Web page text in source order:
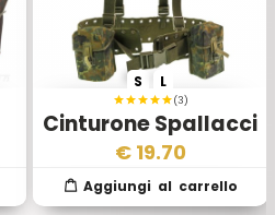
(3)
Cinturone Spallacci
con Portacaricatori
G3A3
S L
€ 19.70